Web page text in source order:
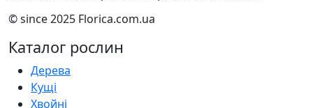
© since 2025 Florica.com.ua
Каталог рослин
Дерева
Кущі
Хвойні